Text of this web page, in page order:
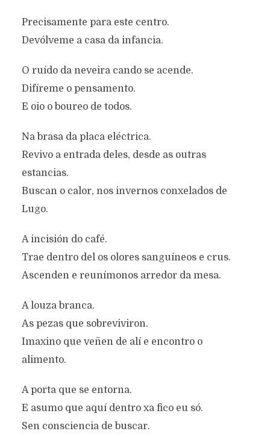
Precisamente para este centro.
Devólveme a casa da infancia.
O ruído da neveira cando se acende.
Difíreme o pensamento.
E oio o boureo de todos.
Na brasa da placa eléctrica.
Revivo a entrada deles, desde as outras
estancias.
Buscan o calor, nos invernos conxelados de
Lugo.
A incisión do café.
Trae dentro del os olores sanguíneos e crus.
Ascenden e reunímonos arredor da mesa.
A louza branca.
As pezas que sobreviviron.
Imaxino que veñen de alí e encontro o
alimento.
A porta que se entorna.
E asumo que aquí dentro xa fico eu só.
Sen consciencia de buscar.